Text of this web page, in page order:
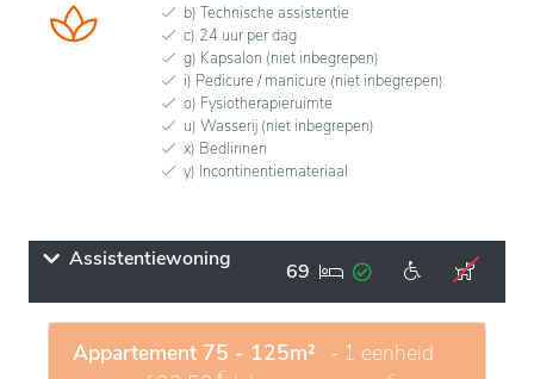
b) Technische assistentie
c) 24 uur per dag
g) Kapsalon (niet inbegrepen)
i) Pedicure / manicure (niet inbegrepen)
o) Fysiotherapieruimte
u) Wasserij (niet inbegrepen)
x) Bedlinnen
y) Incontinentiemateriaal
Assistentiewoning 69
Appartement 75 - 125m² - 1 eenheid